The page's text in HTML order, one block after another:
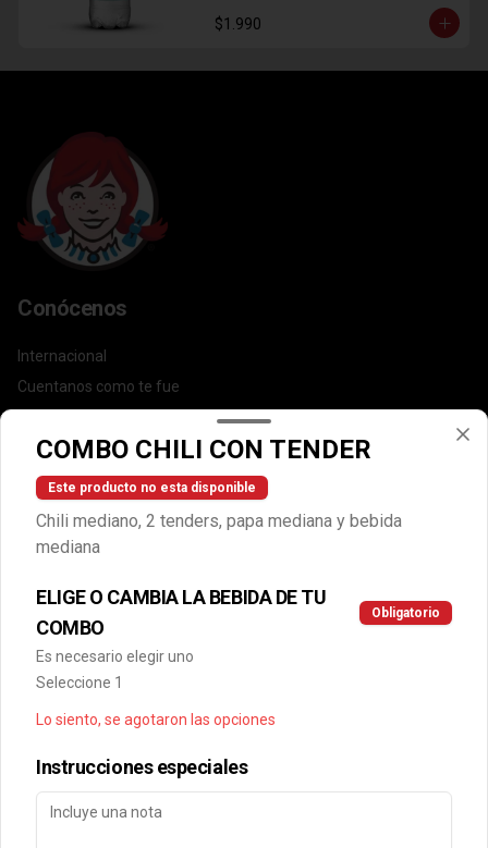
$1.990
Conócenos
Internacional
Cuentanos como te fue
Trabaja con nosotros
Escríbenos por WhatsApp: +56950183243
Locales
Política de privacidad
Redes sociales
Facebook
Mi cuenta
COMBO CHILI CON TENDER
Este producto no esta disponible
Chili mediano, 2 tenders, papa mediana y bebida
mediana
ELIGE O CAMBIA LA BEBIDA DE TU
COMBO
Obligatorio
Es necesario elegir uno
Seleccione 1
Lo siento, se agotaron las opciones
Instrucciones especiales